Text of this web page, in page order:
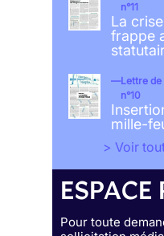
n°11
La
frappe
Lettre de
n°10
mille-
> Voir
ESPACE
Pour toute